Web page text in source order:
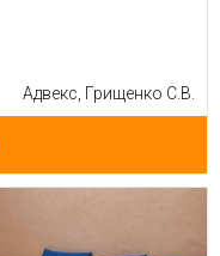
Адвекс, Грищенко С.В.